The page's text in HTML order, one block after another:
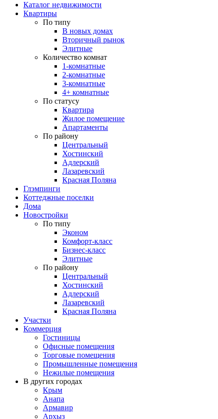
Каталог недвижимости
Квартиры
По типу
В новых домах
Вторичный рынок
Элитные
Количество комнат
1-комнатные
2-комнатные
3-комнатные
4+ комнатные
По статусу
Квартира
Жилое помещение
Апартаменты
По району
Центральный
Хостинский
Адлерский
Лазаревский
Красная Поляна
Глэмпинги
Коттеджные поселки
Дома
Новостройки
По типу
Эконом
Комфорт-класс
Бизнес-класс
Элитные
По району
Центральный
Хостинский
Адлерский
Лазаревский
Красная Поляна
Участки
Коммерция
Гостиницы
Офисные помещения
Торговые помещения
Промышленные помещения
Нежилые помещения
В других городах
Крым
Анапа
Армавир
Архыз